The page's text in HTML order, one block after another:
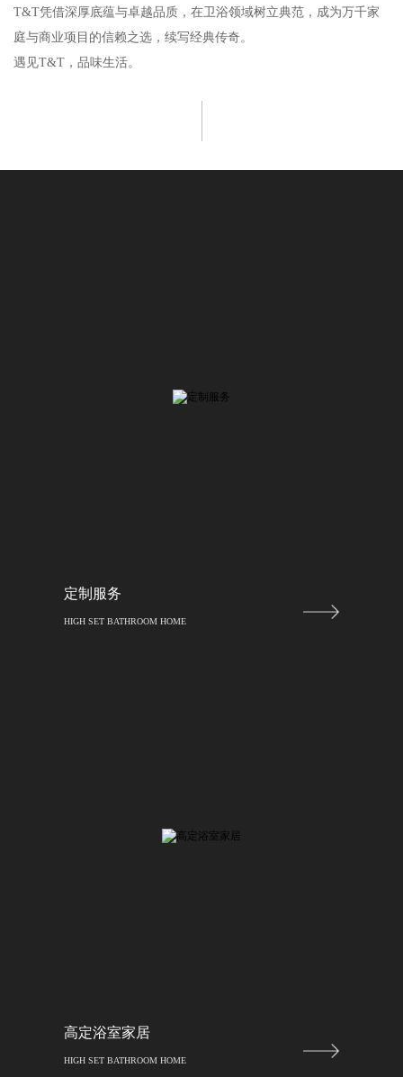
T&T凭借深厚底蕴与卓越品质，在卫浴领域树立典范，成为万千家
庭与商业项目的信赖之选，续写经典传奇。
遇见T&T，品味生活。
定制服务
HIGH SET BATHROOM HOME
高定浴室家居
HIGH SET BATHROOM HOME